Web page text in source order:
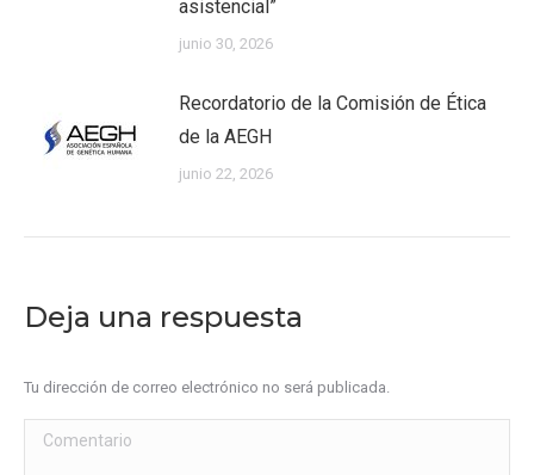
asistencial”
junio 30, 2026
Recordatorio de la Comisión de Ética
de la AEGH
junio 22, 2026
Deja una respuesta
Tu dirección de correo electrónico no será publicada.
Comentario